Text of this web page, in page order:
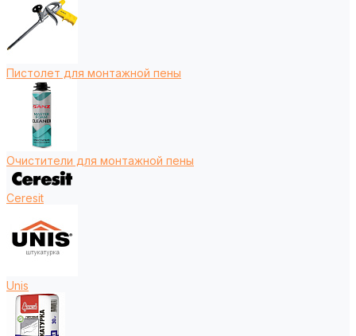
Пистолет для монтажной пены
Очистители для монтажной пены
Ceresit
Unis